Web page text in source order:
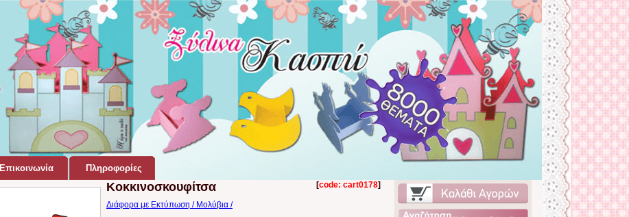
Επικοινωνία Πληροφορίες
[code: cart0178]
Κοκκινοσκουφίτσα
Διάφορα με Εκτύπωση / Μολύβια /